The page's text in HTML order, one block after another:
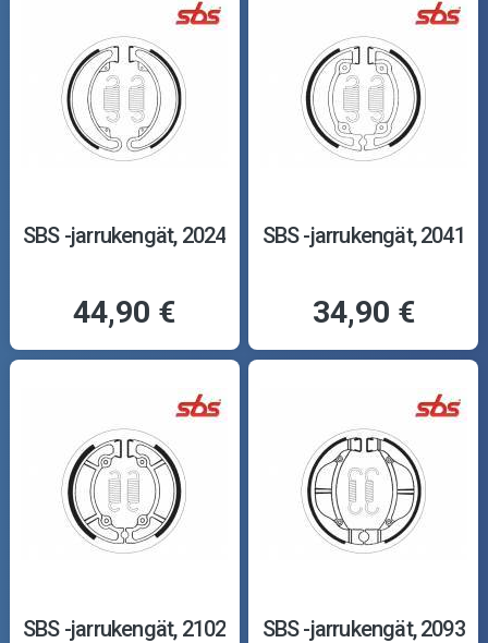
SBS -jarrukengät, 2024
44,90 €
SBS -jarrukengät, 2041
34,90 €
SBS -jarrukengät, 2102 SBS -jarrukengät, 2093